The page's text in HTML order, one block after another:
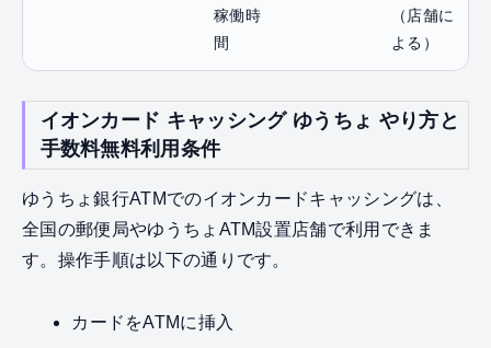
稼働時
間
（店舗に
よる）
イオンカード キャッシング ゆうちょ やり方と
手数料無料利用条件
ゆうちょ銀行ATMでのイオンカードキャッシングは、
全国の郵便局やゆうちょATM設置店舗で利用できま
す。操作手順は以下の通りです。
カードをATMに挿入